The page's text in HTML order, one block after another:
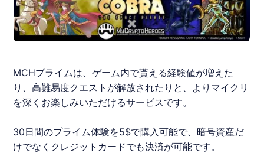
MCHプライムは、ゲーム内で貰える経験値が増えた
り、高難易度クエストが解放されたりと、よりマイクリ
を深くお楽しみいただけるサービスです。
30日間のプライム体験を5$で購入可能で、暗号資産だ
けでなくクレジットカードでも決済が可能です。